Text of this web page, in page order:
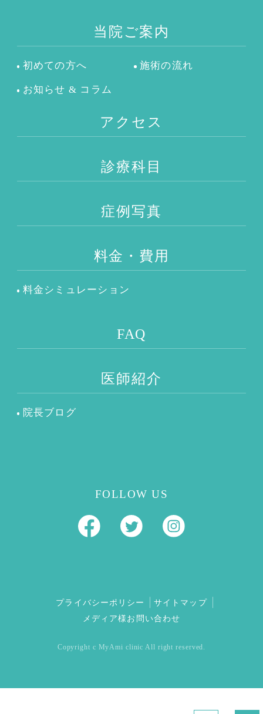
当院ご案内
初めての方へ 施術の流れ
お知らせ & コラム
アクセス
診療科目
症例写真
料金・費用
料金シミュレーション
FAQ
医師紹介
院長ブログ
FOLLOW US
プライバシーポリシー
サイトマップ
メディア様お問い合わせ
Copyright c MyAmi clinic All right reserved.